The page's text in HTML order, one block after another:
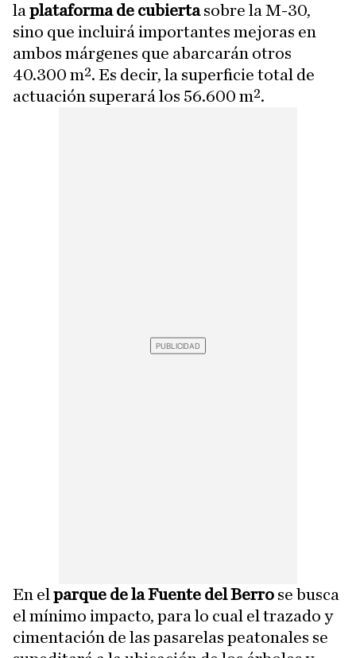
la plataforma de cubiertasobre la M-30,
sino que incluirá importantes mejoras en
ambos márgenes que abarcarán otros
40.300 m². Es decir, la superficie total de
actuación superará los 56.600 m².
En el parque de la Fuente del Berro se busca
el mínimo impacto, para lo cual el trazado y
cimentación de las pasarelas peatonales se